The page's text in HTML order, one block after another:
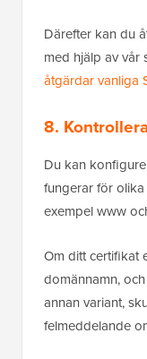
Därefter kan du
med hjälp av
åtgärdar vanliga
8.
Du kan
fungerar för
exempel www
Om ditt certifikat
domännamn,
annan variant,
felmeddelande